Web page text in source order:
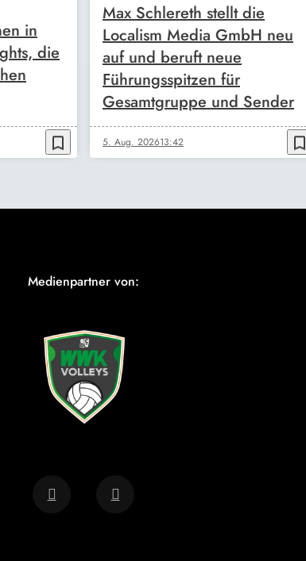
in
die
bookmark_border
Max Schlereth stellt die
Localism Media GmbH neu
auf und beruft neue
Führungsspitzen für
Gesamtgruppe und Sender
5. Aug. 202613:42 bookmark_border
Medienpartner von: